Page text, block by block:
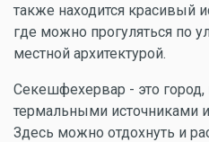
также находится красивый
где можно прогуляться по
местной архитектурой.
Секешфехервар - это
термальными источниками
Здесь можно отдохнуть и